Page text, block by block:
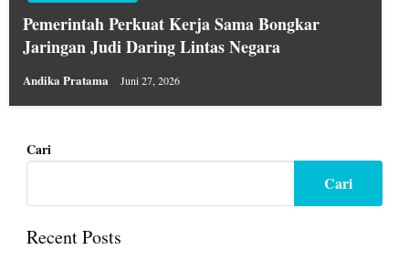
Pemerintah Perkuat Kerja Sama Bongkar
Jaringan Judi Daring Lintas Negara
Andika Pratama Juni 27, 2026
Cari
Cari
Recent Posts